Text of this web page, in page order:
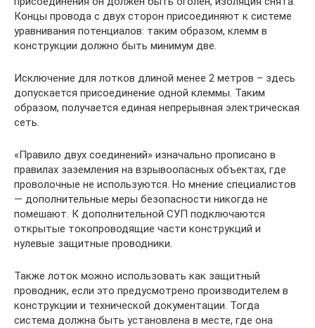
Концы провода с двух сторон присоединяют к системе
уравнивания потенциалов: таким образом, клемм в
конструкции должно быть минимум две.
Исключение для лотков длиной менее 2 метров – здесь
допускается присоединение одной клеммы. Таким
образом, получается единая непрерывная электрическая
сеть.
«Правило двух соединений» изначально прописано в
правилах заземления на взрывоопасных объектах, где
проволочные не используются. Но мнение специалистов
— дополнительные меры безопасности никогда не
помешают. К дополнительной СУП подключаются
открытые токопроводящие части конструкций и
нулевые защитные проводники.
Также лоток можно использовать как защитный
проводник, если это предусмотрено производителем в
конструкции и технической документации. Тогда
система должна быть установлена в месте, где она